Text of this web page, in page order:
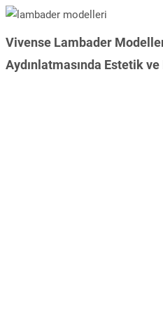
Vivense Lambader
Aydınlatmasında Estetik